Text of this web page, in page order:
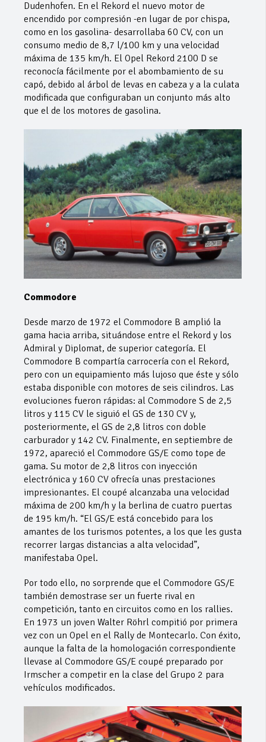
Dudenhofen. En el Rekord el nuevo motor de
encendido por compresión -en lugar de por chispa,
como en los gasolina- desarrollaba 60 CV, con un
consumo medio de 8,7 l/100 km y una velocidad
máxima de 135 km/h. El Opel Rekord 2100 D se
reconocía fácilmente por el abombamiento de su
capó, debido al árbol de levas en cabeza y a la culata
modificada que configuraban un conjunto más alto
que el de los motores de gasolina.
Commodore
Desde marzo de 1972 el Commodore B amplió la
gama hacia arriba, situándose entre el Rekord y los
Admiral y Diplomat, de superior categoría. El
Commodore B compartía carrocería con el Rekord,
pero con un equipamiento más lujoso que éste y sólo
estaba disponible con motores de seis cilindros. Las
evoluciones fueron rápidas: al Commodore S de 2,5
litros y 115 CV le siguió el GS de 130 CV y,
posteriormente, el GS de 2,8 litros con doble
carburador y 142 CV. Finalmente, en septiembre de
1972, apareció el Commodore GS/E como tope de
gama. Su motor de 2,8 litros con inyección
electrónica y 160 CV ofrecía unas prestaciones
impresionantes. El coupé alcanzaba una velocidad
máxima de 200 km/h y la berlina de cuatro puertas
de 195 km/h. “El GS/E está concebido para los
amantes de los turismos potentes, a los que les gusta
recorrer largas distancias a alta velocidad”,
manifestaba Opel.
Por todo ello, no sorprende que el Commodore GS/E
también demostrase ser un fuerte rival en
competición, tanto en circuitos como en los rallies.
En 1973 un joven Walter Röhrl compitió por primera
vez con un Opel en el Rally de Montecarlo. Con éxito,
aunque la falta de la homologación correspondiente
llevase al Commodore GS/E coupé preparado por
Irmscher a competir en la clase del Grupo 2 para
vehículos modificados.